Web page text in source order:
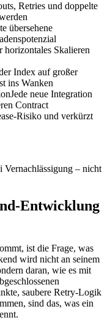
Retries und doppelte
übersehene
horizontales Skalieren
Index auf großer
ins Wanken
Jede neue Integration
Contract
Risiko und verkürzt
– nicht
Entwicklung
ist die Frage, was
wird nicht an seinem
daran, wie es mit
saubere Retry-Logik
sind das, was ein